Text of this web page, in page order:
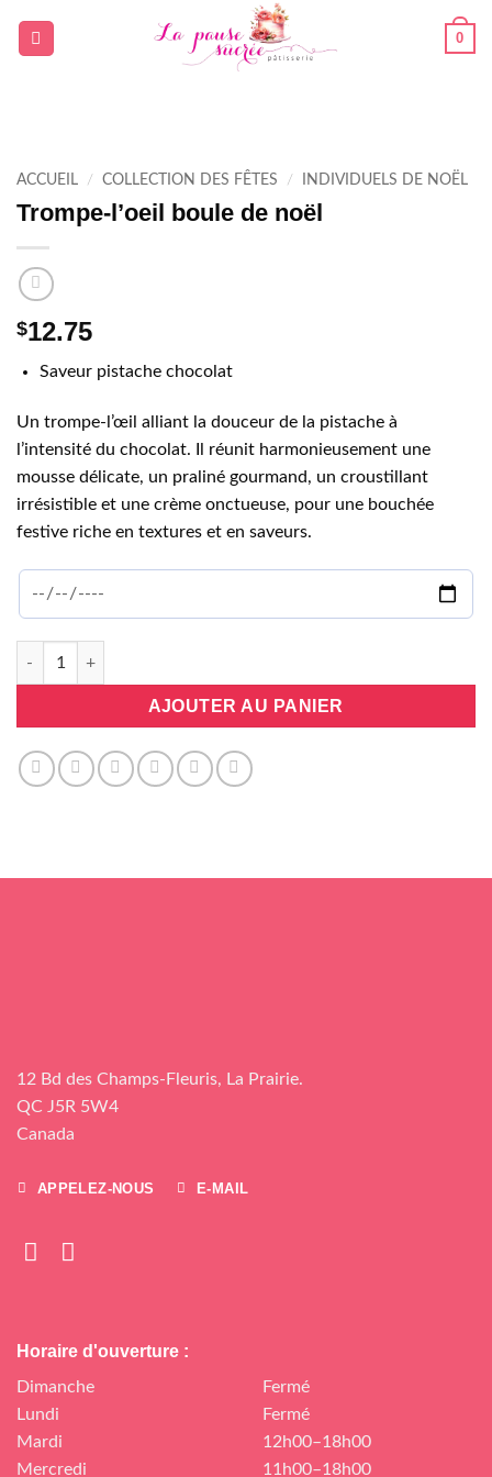
0
ACCUEIL / COLLECTION DES FÊTES / INDIVIDUELS DE NOËL
Trompe-l’oeil boule de noël
$12.75
Saveur pistache chocolat
Un trompe-l’œil alliant la douceur de la pistache à
l’intensité du chocolat. Il réunit harmonieusement une
mousse délicate, un praliné gourmand, un croustillant
irrésistible et une crème onctueuse, pour une bouchée
festive riche en textures et en saveurs.
AJOUTER AU PANIER
12 Bd des Champs-Fleuris, La Prairie.
QC J5R 5W4
Canada
APPELEZ-NOUS E-MAIL
Horaire d'ouverture :
Dimanche
Lundi
Mardi
Mercredi
Fermé
Fermé
12h00–18h00
11h00–18h00